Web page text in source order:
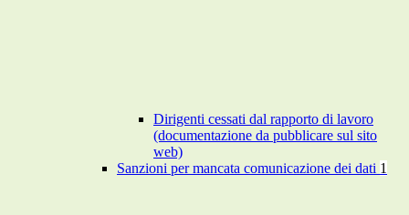
Dirigenti cessati dal rapporto di lavoro
(documentazione da pubblicare sul sito
web)
Sanzioni per mancata comunicazione dei dati 1